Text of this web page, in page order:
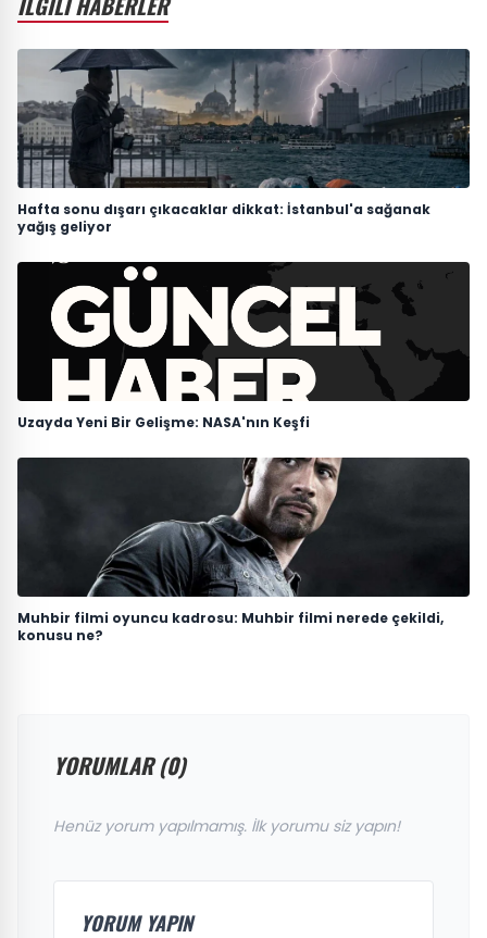
Hafta sonu dışarı çıkacaklar dikkat: İstanbul'a sağanak
yağış geliyor
Uzayda Yeni Bir Gelişme: NASA'nın Keşfi
Muhbir filmi oyuncu kadrosu: Muhbir filmi nerede çekildi,
konusu ne?
YORUMLAR (0)
Henüz yorum yapılmamış. İlk yorumu siz yapın!
YORUM YAPIN